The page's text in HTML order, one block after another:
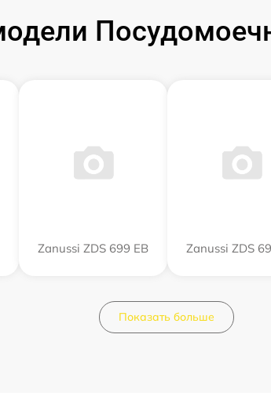
Zanussi ZDS 699 EB Zanussi ZDS
Показать больше